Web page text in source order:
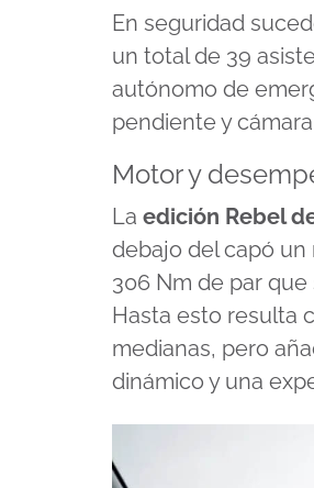
seconds
of
secondsVolume
90%
En seguridad
un total de 39
autónomo de
pendiente y
Motor y
La edición Rebel
debajo del capó un
306 Nm de par
Hasta esto resulta
medianas, pero
dinámico y una